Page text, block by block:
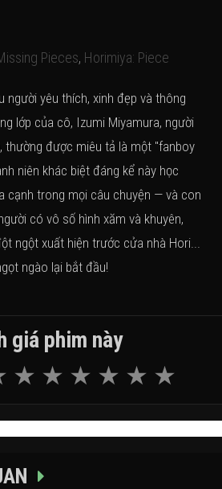
Pieces, Horimiya: Piece
người yêu thích, xinh đẹp và thông
lớp của cô, Izumi Miyamura, người
thường được miêu tả là một "fanboy
niên khác biệt đáng kể này học
cạnh trong mọi câu chuyện — và con
có vô số hình xăm và khuyên,
ngột xuất hiện trước cửa nhà Hori...
ngào lại bắt đầu!
giá phim này